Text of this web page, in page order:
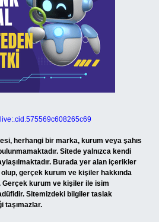
herhangi bir marka, kurum veya şahıs
Sitede yalnızca kendi
Burada yer alan içerikler
gerçek kurum ve kişiler hakkında
Gerçek kurum ve kişiler ile isim
Sitemizdeki bilgiler taslak
taşımazlar.